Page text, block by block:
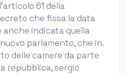
61 della
che fissa la data
anche indicata quella
parlamento, che in.
delle camere da parte
repubblica, sergio